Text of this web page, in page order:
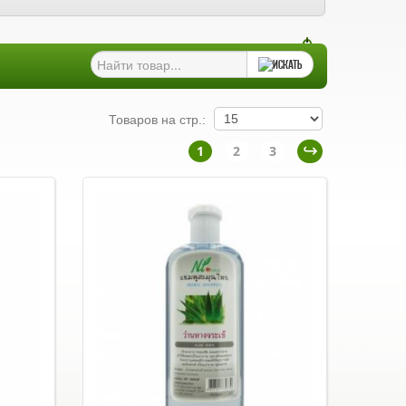
Товаров на стр.:
1 2 3